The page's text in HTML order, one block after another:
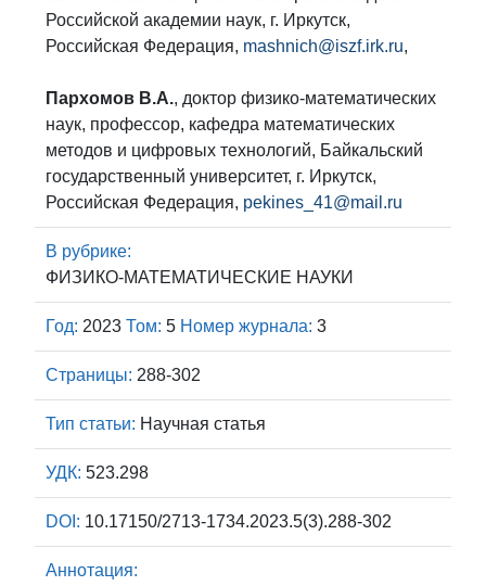
Российской академии наук, г. Иркутск,
Российская Федерация, mashnich@iszf.irk.ru,
Пархомов В.А., доктор физико-математических
наук, профессор, кафедра математических
методов и цифровых технологий, Байкальский
государственный университет, г. Иркутск,
Российская Федерация, pekines_41@mail.ru
В рубрике:
ФИЗИКО-МАТЕМАТИЧЕСКИЕ НАУКИ
Год: 2023 Том: 5 Номер журнала: 3
Страницы: 288-302
Тип статьи: Научная статья
УДК: 523.298
DOI: 10.17150/2713-1734.2023.5(3).288-302
Аннотация: